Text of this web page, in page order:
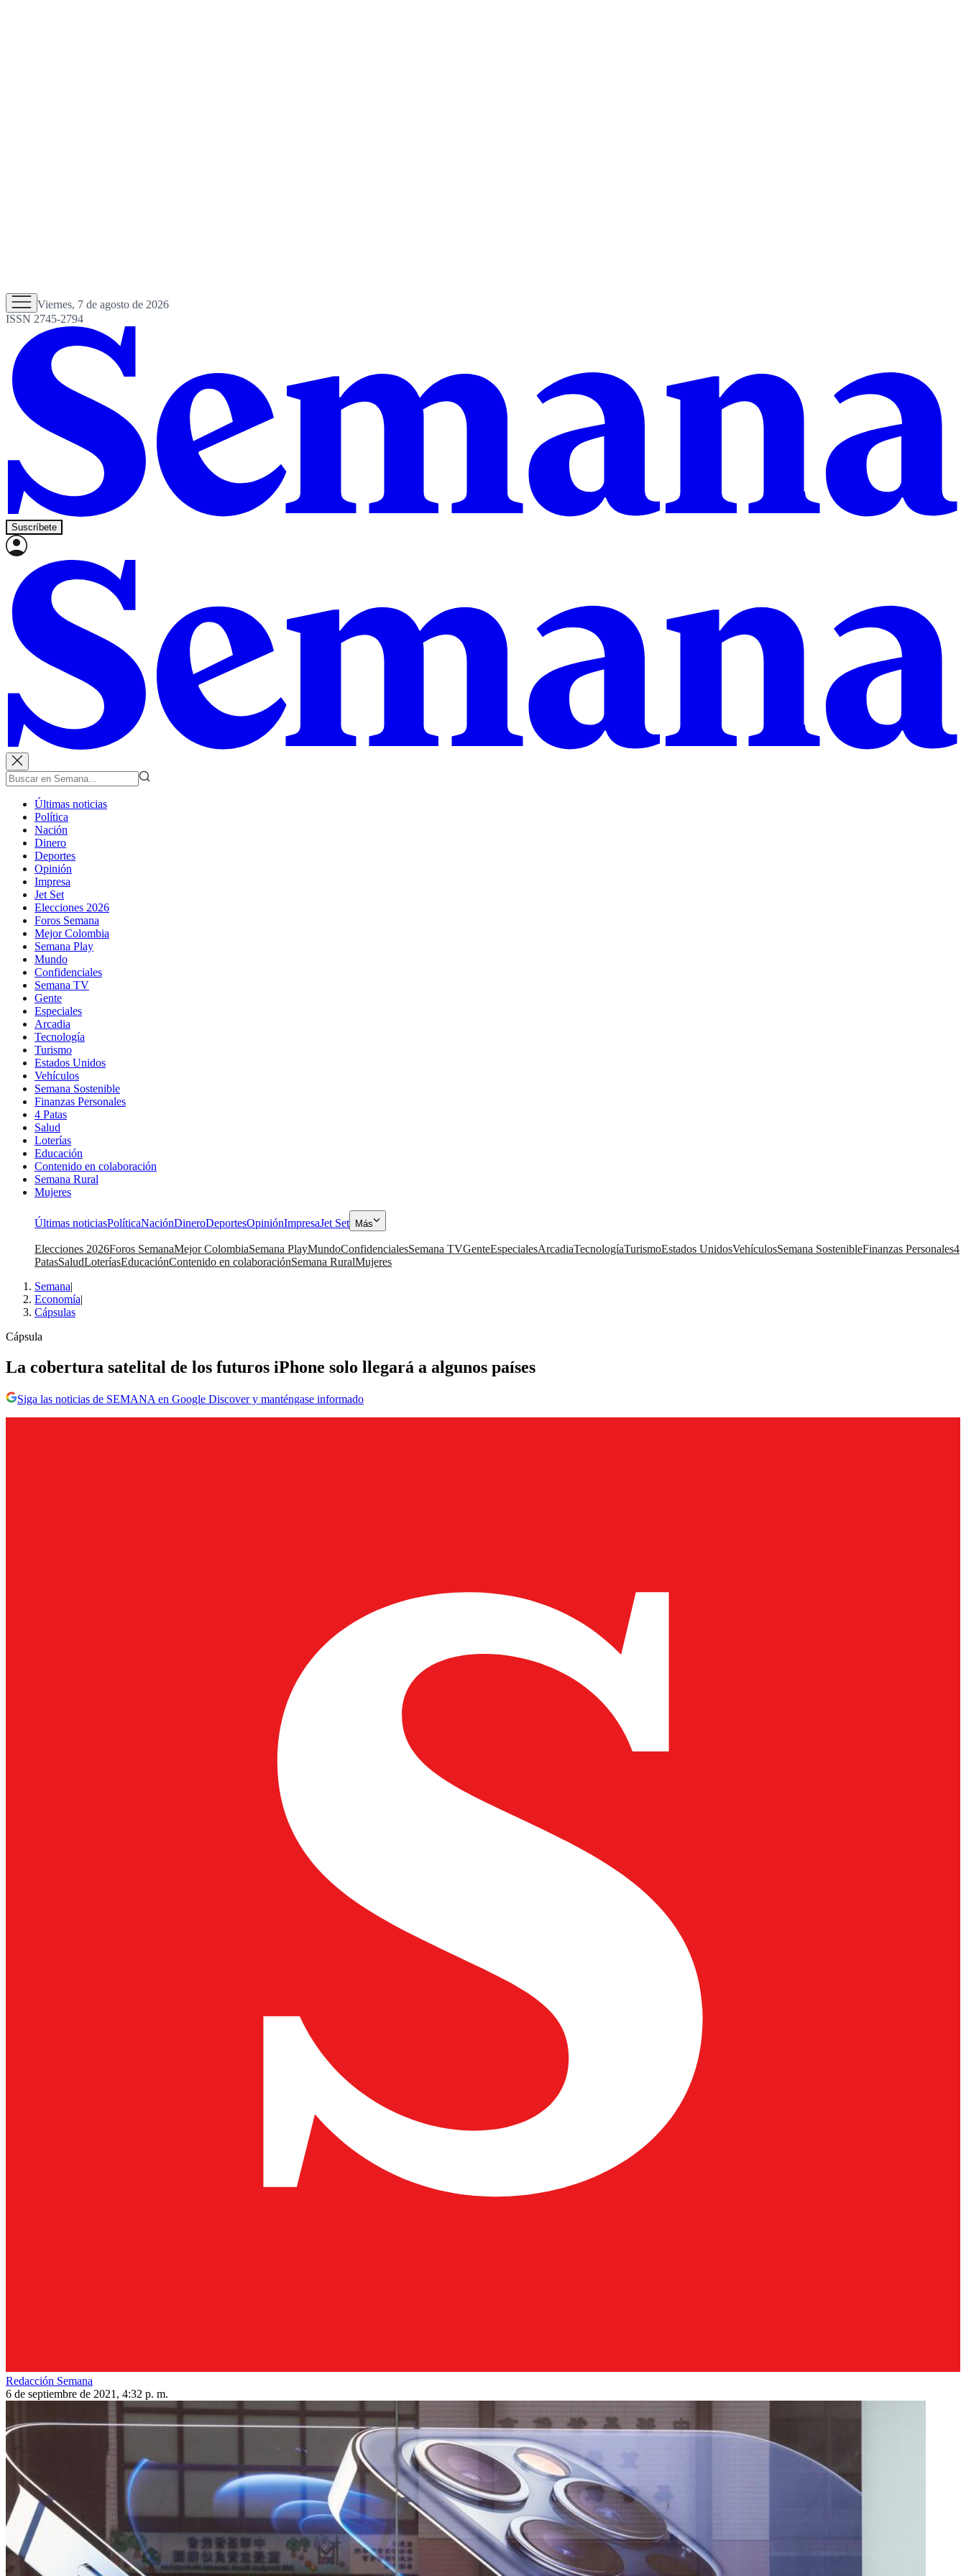
Viernes, 7 de agosto de 2026
ISSN 2745-2794
Suscríbete
Últimas noticias
Política
Nación
Dinero
Deportes
Opinión
Impresa
Jet Set
Elecciones 2026
Foros Semana
Mejor Colombia
Semana Play
Mundo
Confidenciales
Semana TV
Gente
Especiales
Arcadia
Tecnología
Turismo
Estados Unidos
Vehículos
Semana Sostenible
Finanzas Personales
4 Patas
Salud
Loterías
Educación
Contenido en colaboración
Semana Rural
Mujeres
Últimas noticiasPolíticaNaciónDineroDeportesOpiniónImpresaJet Set Más
Elecciones 2026Foros SemanaMejor ColombiaSemana PlayMundoConfidencialesSemana TVGenteEspecialesArcadiaTecnologíaTurismoEstados UnidosVehículosSemana SostenibleFinanzas Personales4
PatasSaludLoteríasEducaciónContenido en colaboraciónSemana RuralMujeres
Semana|
Economía|
Cápsulas
Cápsula
La cobertura satelital de los futuros iPhone solo llegará a algunos países
Siga las noticias de SEMANA en Google Discover y manténgase informado
Redacción Semana
6 de septiembre de 2021, 4:32 p. m.